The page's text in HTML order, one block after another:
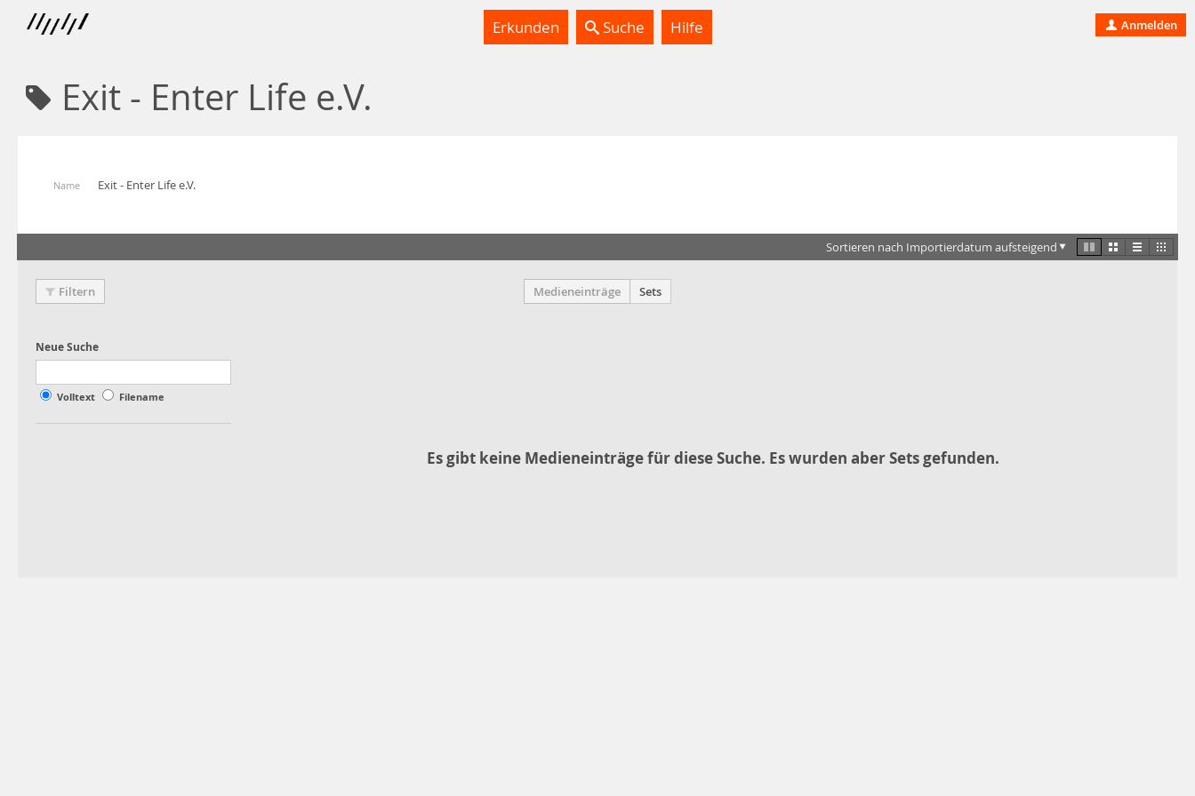
Erkunden Suche Hilfe Anmelden
Exit - Enter Life e.V.
Name Exit - Enter Life e.V.
Sortieren nach Importierdatum aufsteigend
Filtern Medieneinträge Sets
Volltext Filename
Es gibt keine Medieneinträge für diese Suche. Es wurden aberSetsgefunden.